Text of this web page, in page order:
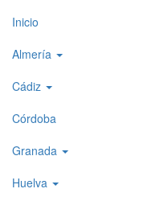
Top
level
1
Inicio
Almería
Cádiz
Córdoba
Granada
Huelva